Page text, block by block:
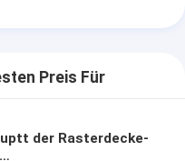
Preis Für
der Rasterdecke-